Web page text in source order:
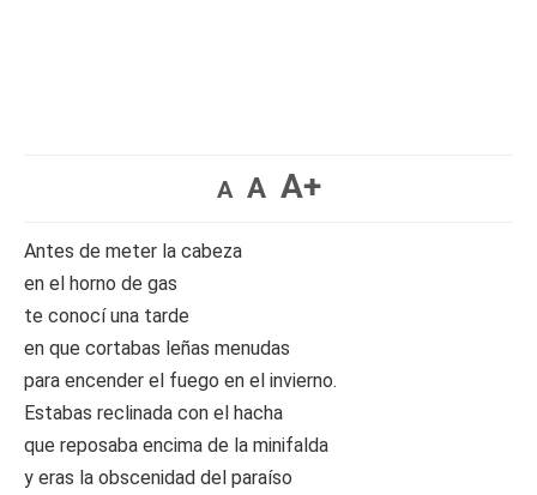
A A A+
Antes de meter la cabeza
en el horno de gas
te conocí una tarde
en que cortabas leñas menudas
para encender el fuego en el invierno.
Estabas reclinada con el hacha
que reposaba encima de la minifalda
y eras la obscenidad del paraíso